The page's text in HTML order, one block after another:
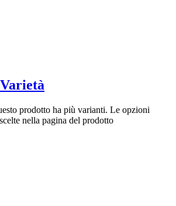
prodotto ha più varianti. Le opzioni
nella pagina del prodotto